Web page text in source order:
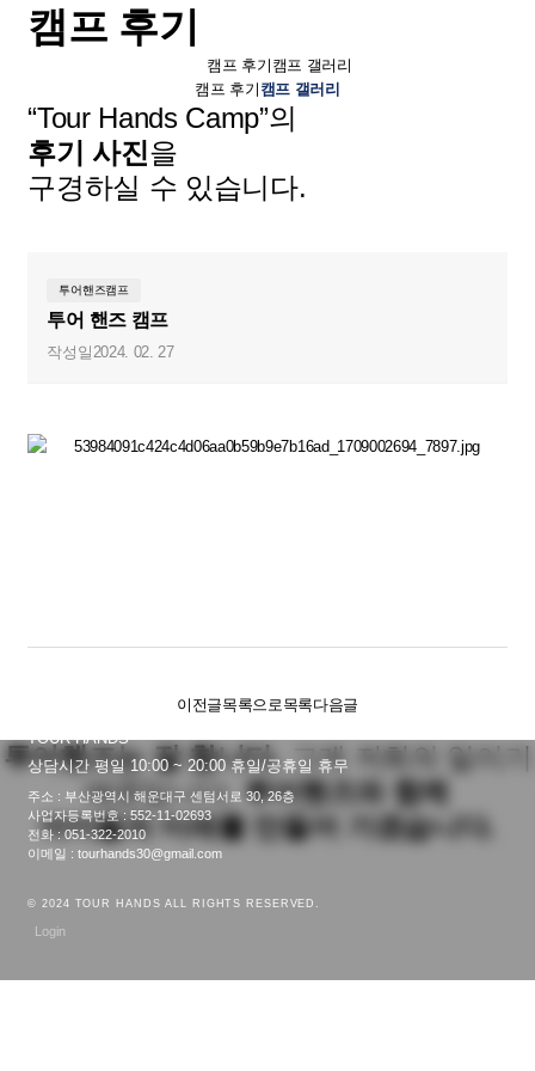
캠프 후기
캠프 후기 캠프 갤러리
캠프 후기 캠프 갤러리
“Tour Hands Camp”의
후기 사진을
구경하실 수 있습니다.
투어핸즈캠프
투어 핸즈 캠프
작성일 2024. 02. 27
이전글목록으로목록다음글
투어핸즈는 잘 합니다. 그게 저희의 일이기
때문입니다.투어핸즈와 함께
아이들의 미래를 만들어 가겠습니다.
TOUR HANDS
상담시간 평일 10:00 ~ 20:00 휴일/공휴일 휴무
주소 : 부산광역시 해운대구 센텀서로 30, 26층
사업자등록번호 : 552-11-02693
전화 : 051-322-2010
이메일 : tourhands30@gmail.com
© 2024 TOUR HANDS ALL RIGHTS RESERVED.
Login